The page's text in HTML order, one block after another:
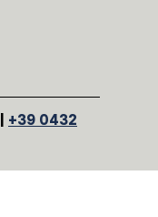
+39 0432